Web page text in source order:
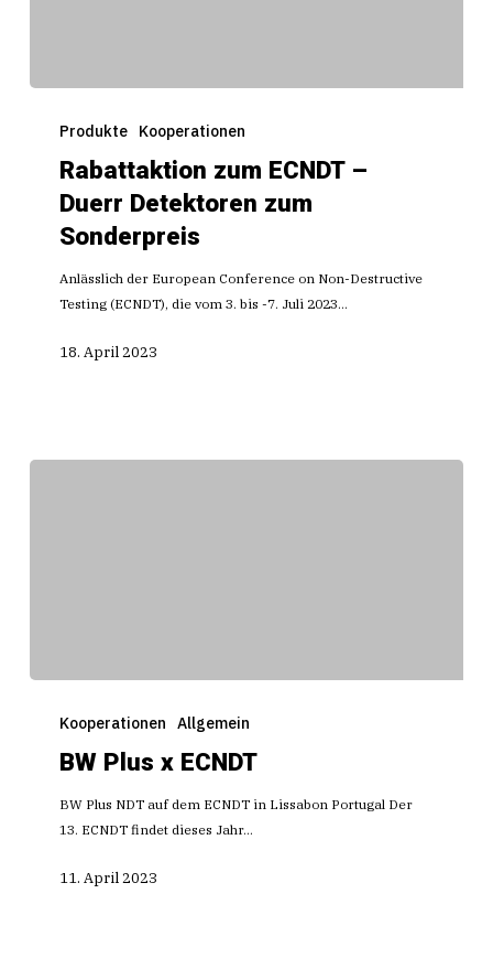
Duerr
Detektoren
Sonderpreis
Produkte Kooperationen
Rabattaktion zum ECNDT –
Duerr Detektoren zum
Sonderpreis
Anlässlich der European Conference on Non-Destructive
Testing (ECNDT), die vom 3. bis -7. Juli 2023…
18. April 2023
ECNDT
Kooperationen Allgemein
BW Plus x ECNDT
BW Plus NDT auf dem ECNDT in Lissabon Portugal Der
13. ECNDT findet dieses Jahr…
11. April 2023